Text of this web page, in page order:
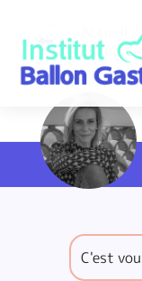
content
Institut Ballon
/
C'est